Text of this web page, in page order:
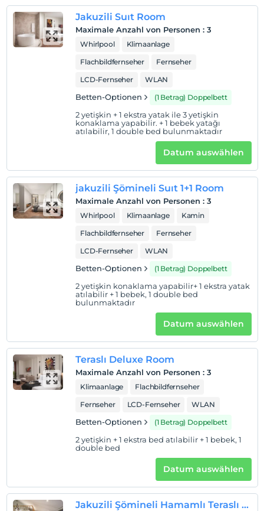
Jakuzili Suıt Room
Maximale Anzahl von Personen : 3
Whirlpool
Klimaanlage
Flachbildfernseher
Fernseher
LCD-Fernseher
WLAN
Betten-Optionen (1 Betrag) Doppelbett
2 yetişkin + 1 ekstra yatak ile 3 yetişkin
konaklama yapabilir. + 1 bebek yatağı
atılabilir, 1 double bed bulunmaktadır
Datum auswählen
jakuzili Şömineli Suıt 1+1 Room
Maximale Anzahl von Personen : 3
Whirlpool Klimaanlage
Kamin
Flachbildfernseher
Fernseher
LCD-Fernseher
WLAN
Betten-Optionen (1 Betrag) Doppelbett
2 yetişkin konaklama yapabilir+ 1 ekstra yatak
atılabilir + 1 bebek, 1 double bed
bulunmaktadır
Datum auswählen
Teraslı Deluxe Room
Maximale Anzahl von Personen : 3
Klimaanlage
Flachbildfernseher
Fernseher
LCD-Fernseher WLAN
Betten-Optionen (1 Betrag) Doppelbett
2 yetişkin + 1 ekstra bed atılabilir + 1 bebek, 1
double bed
Datum auswählen
Jakuzili Şömineli Hamamlı Teraslı 1+1 Loft Room